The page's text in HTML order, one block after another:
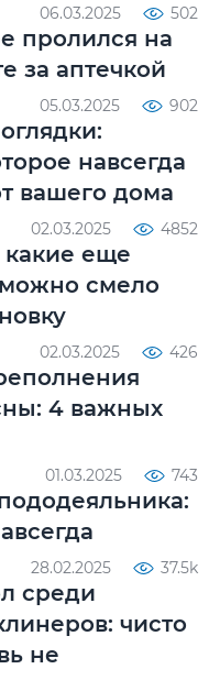
06.03.2025 502
пролился на
за аптечкой
05.03.2025 902
навсегда
вашего дома
02.03.2025 4852
какие еще
смело
02.03.2025 426
4 важных
01.03.2025 743
28.02.2025 37.5k
среди
чисто
не